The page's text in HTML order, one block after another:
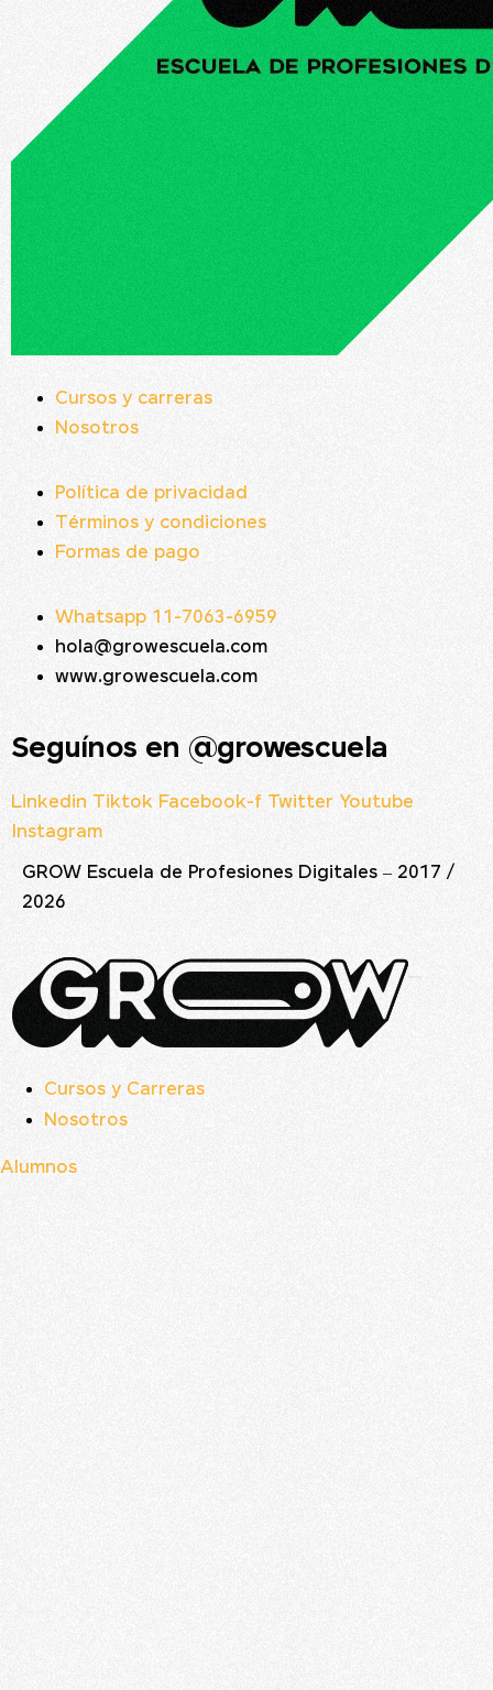
Cursos y carreras
Nosotros
Política de privacidad
Términos y condiciones
Formas de pago
Whatsapp 11-7063-6959
hola@growescuela.com
www.growescuela.com
Seguínos en @growescuela
Linkedin Tiktok Facebook-f Twitter Youtube
Instagram
GROW Escuela de Profesiones Digitales – 2017 /
2026
Cursos y Carreras
Nosotros
Alumnos